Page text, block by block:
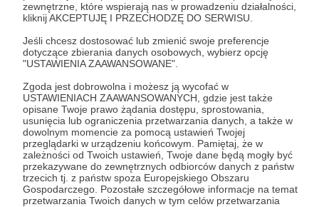
zewnętrzne, które wspierają nas w prowadzeniu działalności,
kliknij AKCEPTUJĘ I PRZECHODZĘ DO SERWISU.
Jeśli chcesz dostosować lub zmienić swoje preferencje
dotyczące zbierania danych osobowych, wybierz opcję
"USTAWIENIA ZAAWANSOWANE".
Zgoda jest dobrowolna i możesz ją wycofać w
USTAWIENIACH ZAAWANSOWANYCH, gdzie jest także
opisane Twoje prawo żądania dostępu, sprostowania,
usunięcia lub ograniczenia przetwarzania danych, a także w
dowolnym momencie za pomocą ustawień Twojej
przeglądarki w urządzeniu końcowym. Pamiętaj, że w
zależności od Twoich ustawień, Twoje dane będą mogły być
przekazywane do zewnętrznych odbiorców danych z państw
trzecich tj. z państw spoza Europejskiego Obszaru
Gospodarczego. Pozostałe szczegółowe informacje na temat
przetwarzania Twoich danych w tym celów przetwarzania
emocji. Nie znaczy to, że nie czują.
schronisko schroniskopegasus pomoczwierzętom